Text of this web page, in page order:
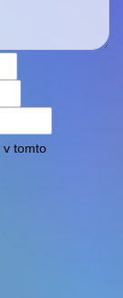
v tomto